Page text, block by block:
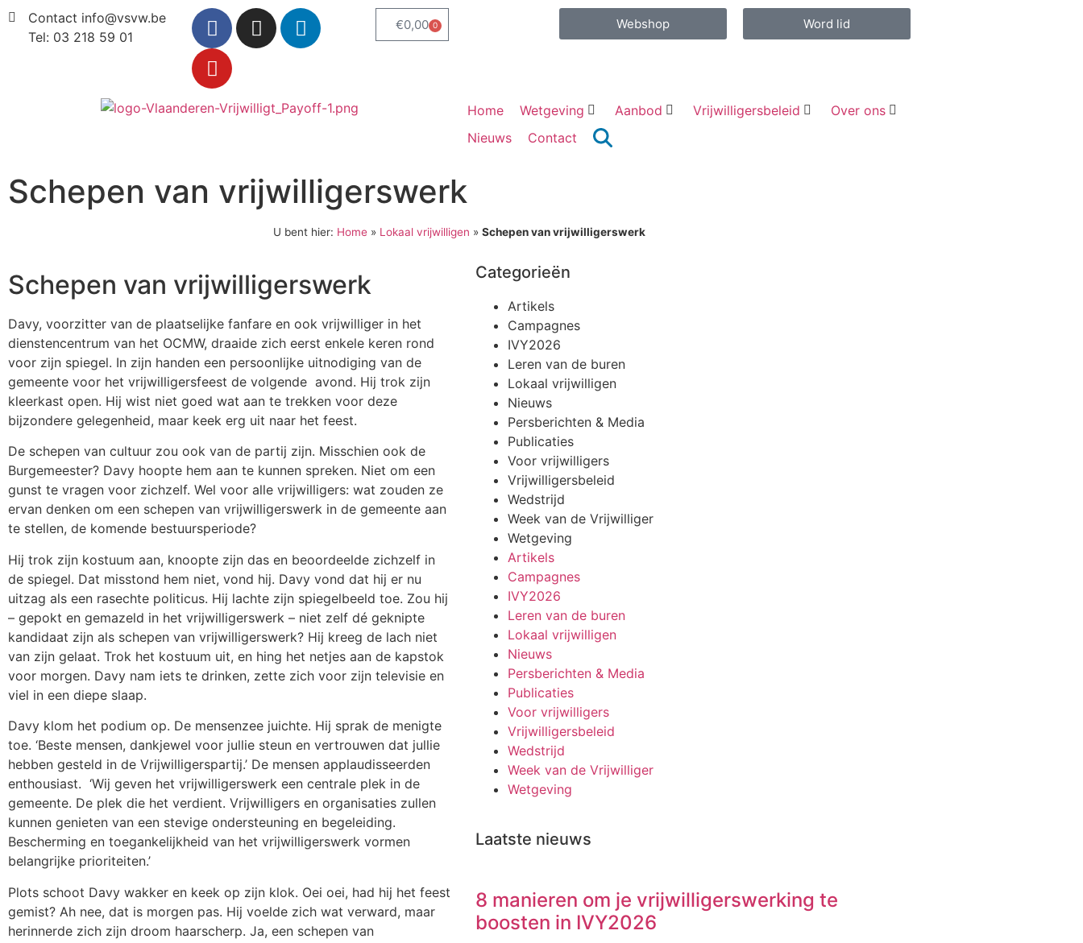
Contact info@vsvw.be
Tel: 03 218 59 01
€0,00 0 Webshop Word lid
Home Wetgeving Aanbod Vrijwilligersbeleid
Over ons
Nieuws
Contact
Schepen van vrijwilligerswerk
U bent hier: Home » Lokaal vrijwilligen » Schepen van vrijwilligerswerk
Schepen van vrijwilligerswerk
Davy, voorzitter van de plaatselijke fanfare en ook vrijwilliger in het
dienstencentrum van het OCMW, draaide zich eerst enkele keren rond
voor zijn spiegel. In zijn handen een persoonlijke uitnodiging van de
gemeente voor het vrijwilligersfeest de volgende avond. Hij trok zijn
kleerkast open. Hij wist niet goed wat aan te trekken voor deze
bijzondere gelegenheid, maar keek erg uit naar het feest.
De schepen van cultuur zou ook van de partij zijn. Misschien ook de
Burgemeester? Davy hoopte hem aan te kunnen spreken. Niet om een
gunst te vragen voor zichzelf. Wel voor alle vrijwilligers: wat zouden ze
ervan denken om een schepen van vrijwilligerswerk in de gemeente aan
te stellen, de komende bestuursperiode?
Hij trok zijn kostuum aan, knoopte zijn das en beoordeelde zichzelf in
de spiegel. Dat misstond hem niet, vond hij. Davy vond dat hij er nu
uitzag als een rasechte politicus. Hij lachte zijn spiegelbeeld toe. Zou hij
– gepokt en gemazeld in het vrijwilligerswerk – niet zelf dé geknipte
kandidaat zijn als schepen van vrijwilligerswerk? Hij kreeg de lach niet
van zijn gelaat. Trok het kostuum uit, en hing het netjes aan de kapstok
voor morgen. Davy nam iets te drinken, zette zich voor zijn televisie en
viel in een diepe slaap.
Davy klom het podium op. De mensenzee juichte. Hij sprak de menigte
toe. ‘Beste mensen, dankjewel voor jullie steun en vertrouwen dat jullie
hebben gesteld in de Vrijwilligerspartij.’ De mensen applaudisseerden
enthousiast. ‘Wij geven het vrijwilligerswerk een centrale plek in de
gemeente. De plek die het verdient. Vrijwilligers en organisaties zullen
kunnen genieten van een stevige ondersteuning en begeleiding.
Bescherming en toegankelijkheid van het vrijwilligerswerk vormen
belangrijke prioriteiten.’
Plots schoot Davy wakker en keek op zijn klok. Oei oei, had hij het feest
gemist? Ah nee, dat is morgen pas. Hij voelde zich wat verward, maar
herinnerde zich zijn droom haarscherp. Ja, een schepen van
Categorieën
Artikels
Campagnes
IVY2026
Leren van de buren
Lokaal vrijwilligen
Nieuws
Persberichten & Media
Publicaties
Voor vrijwilligers
Vrijwilligersbeleid
Wedstrijd
Week van de Vrijwilliger
Wetgeving
Artikels
Campagnes
IVY2026
Leren van de buren
Lokaal vrijwilligen
Nieuws
Persberichten & Media
Publicaties
Voor vrijwilligers
Vrijwilligersbeleid
Wedstrijd
Week van de Vrijwilliger
Wetgeving
Laatste nieuws
8 manieren om je vrijwilligerswerking te
boosten in IVY2026